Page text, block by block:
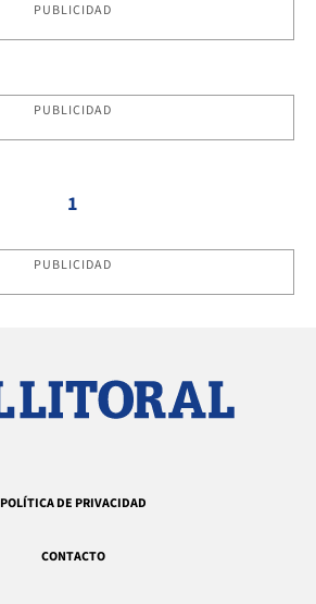
PUBLICIDAD
PUBLICIDAD
1
PUBLICIDAD
POLÍTICA DE PRIVACIDAD
CONTACTO